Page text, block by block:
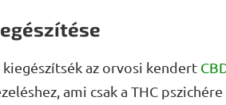
az orvosi kendert
ami csak a THC